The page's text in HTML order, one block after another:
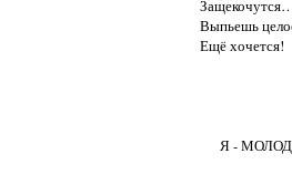
Выпьешь
Ещё хочется!
Я -